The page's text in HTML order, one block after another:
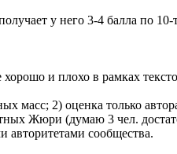
у него 3-4 балла по
и плохо в рамках
масс; 2) оценка только
Жюри (думаю 3 чел.
сообщества.